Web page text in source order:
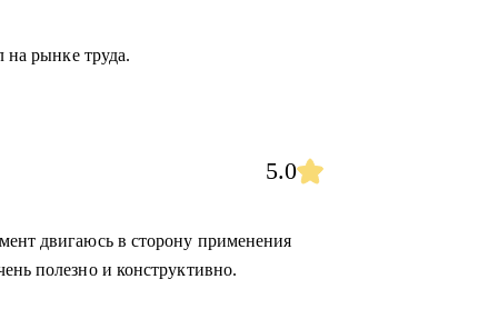
на рынке труда.
5.0
двигаюсь в сторону применения
полезно и конструктивно.